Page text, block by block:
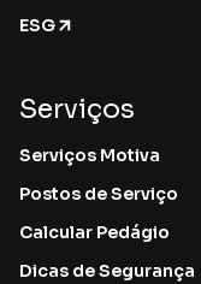
ESG
Serviços
Serviços Motiva
Postos de Serviço
Calcular Pedágio
Dicas de Segurança